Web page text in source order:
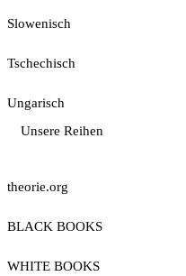
Slowenisch
Tschechisch
Ungarisch
Unsere Reihen
theorie.org
BLACK BOOKS
WHITE BOOKS